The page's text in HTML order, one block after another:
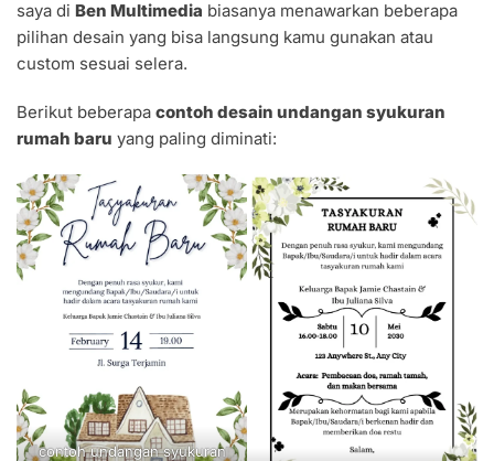
saya di Ben Multimedia biasanya menawarkan beberapa
pilihan desain yang bisa langsung kamu gunakan atau
custom sesuai selera.
Berikut beberapa contoh desain undangan syukuran
rumah baru yang paling diminati:
contoh undangan syukuran